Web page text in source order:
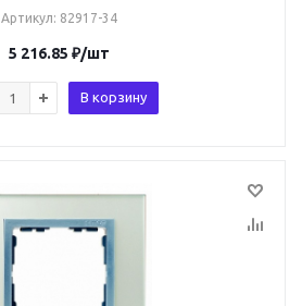
Артикул: 82917-34
5 216.85 ₽/шт
В корзину